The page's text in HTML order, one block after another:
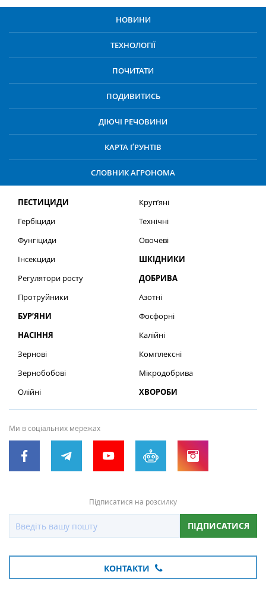
НОВИНИ
ТЕХНОЛОГІЇ
ПОЧИТАТИ
ПОДИВИТИСЬ
ДІЮЧІ РЕЧОВИНИ
КАРТА ҐРУНТІВ
СЛОВНИК АГРОНОМА
ПЕСТИЦИДИ
Гербіциди
Фунгіциди
Інсекциди
Регулятори росту
Протруйники
БУР’ЯНИ
НАСІННЯ
Зернові
Зернобобові
Олійні
Круп’яні
Технічні
Овочеві
ШКІДНИКИ
ДОБРИВА
Азотні
Фосфорні
Калійні
Комплексні
Мікродобрива
ХВОРОБИ
Ми в соціальних мережах
Підписатися на розсилку
ПІДПИСАТИСЯ
КОНТАКТИ